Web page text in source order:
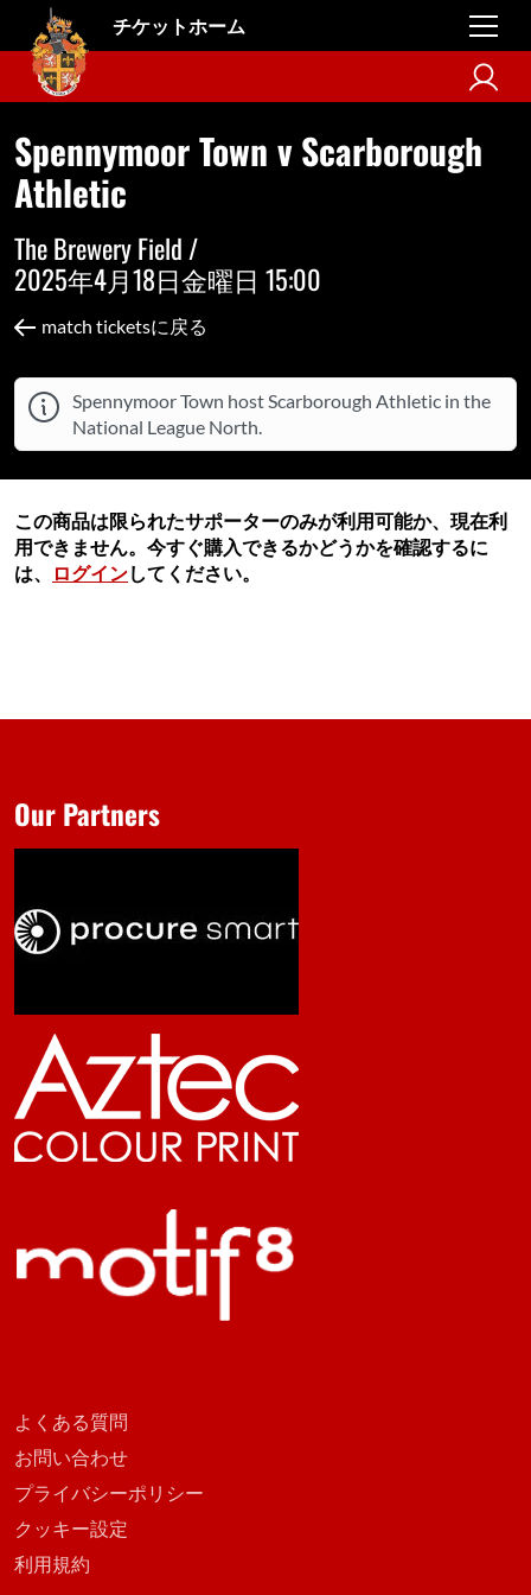
チケットホーム
Spennymoor Town v Scarborough
Athletic
The Brewery Field /
2025年4月18日金曜日 15:00
match ticketsに戻る
Spennymoor Town host Scarborough Athletic in the
National League North.
この商品は限られたサポーターのみが利用可能か、現在利
用できません。今すぐ購入できるかどうかを確認するに
は、
ログインしてください。
よくある質問
お問い合わせ
プライバシーポリシー
クッキー設定
利用規約
Our Partners